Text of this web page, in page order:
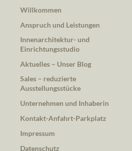
Willkommen
Anspruch und Leistungen
Innenarchitektur- und
Einrichtungsstudio
Aktuelles – Unser Blog
Sales – reduzierte
Ausstellungsstücke
Unternehmen und Inhaberin
Kontakt-Anfahrt-Parkplatz
Impressum
Datenschutz